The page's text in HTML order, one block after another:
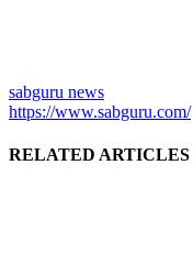
sabguru news
https://www.sabguru.com/
RELATED ARTICLES